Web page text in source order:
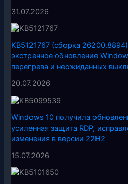
31.07.2026
KB5121767 (сборка
экстренное обновление
перегрева и неожиданных
20.07.2026
Windows 10 получила
усиленная защита RDP,
изменения в версии 22H2
15.07.2026